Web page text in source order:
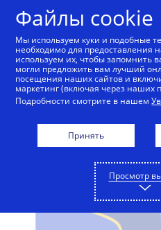
Visa Business Visa
Visa
Преимущества бизнес-
Файлы cookie
Мы используем куки и подобные
необходимо для предоставления
используем их, чтобы запомнить
могли предложить вам лучший
посещения наших сайтов и
маркетинг (включая через наших
Подробности смотрите в нашем
Принять
Просмотр